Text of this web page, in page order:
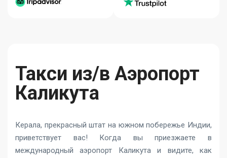
Такси из/в Аэропорт
Каликута
Керала, прекрасный штат на южном побережье Индии,
приветствует вас! Когда вы приезжаете в
международный аэропорт Каликута и видите, как